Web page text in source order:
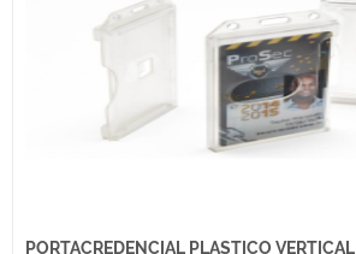
PORTACREDENCIAL PLASTICO VERTICAL